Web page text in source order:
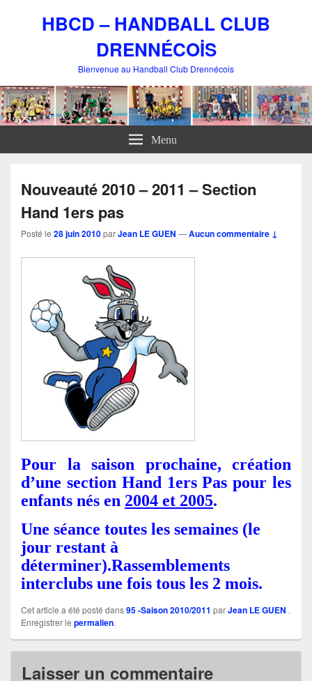
HBCD – HANDBALL CLUB
DRENNÉCOİS
Bienvenue au Handball Club Drennécois
Menu
Nouveauté 2010 – 2011 – Section
Hand 1ers pas
Posté le 28 juin 2010parJean LE GUEN —Aucun commentaire ↓
Pour la saison prochaine, création
d’une section Hand 1ers Pas pour les
enfants nés en 2004 et 2005.
Une séance toutes les semaines (le
jour restant à
déterminer).Rassemblements
interclubs une fois tous les 2 mois.
Cet article a été posté dans95 -Saison 2010/2011 parJean LE GUEN .
Enregistrer le permalien.
Laisser un commentaire